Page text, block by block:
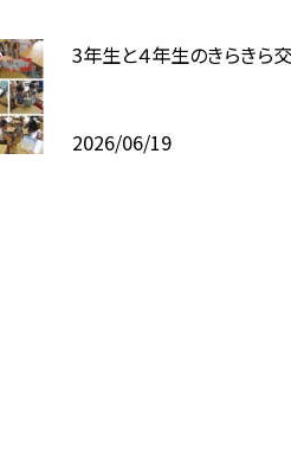
3年生と４年生のきらきら
2026/06/19